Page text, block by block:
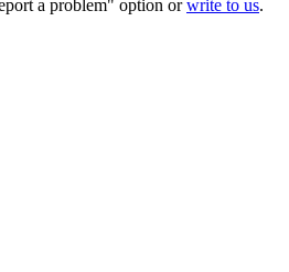
a problem" option orwrite to us.